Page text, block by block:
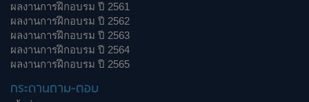
ผลงานการฝึกอบรม ปี 2561
ผลงานการฝึกอบรม ปี 2562
ผลงานการฝึกอบรม ปี 2563
ผลงานการฝึกอบรม ปี 2564
ผลงานการฝึกอบรม ปี 2565
กระดานถาม-ตอบ